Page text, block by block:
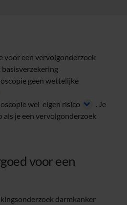
voor een vervolgonderzoek
geen wettelijke
wel eigen risico
. Je
als je een vervolgonderzoek
voor een
darmkanker